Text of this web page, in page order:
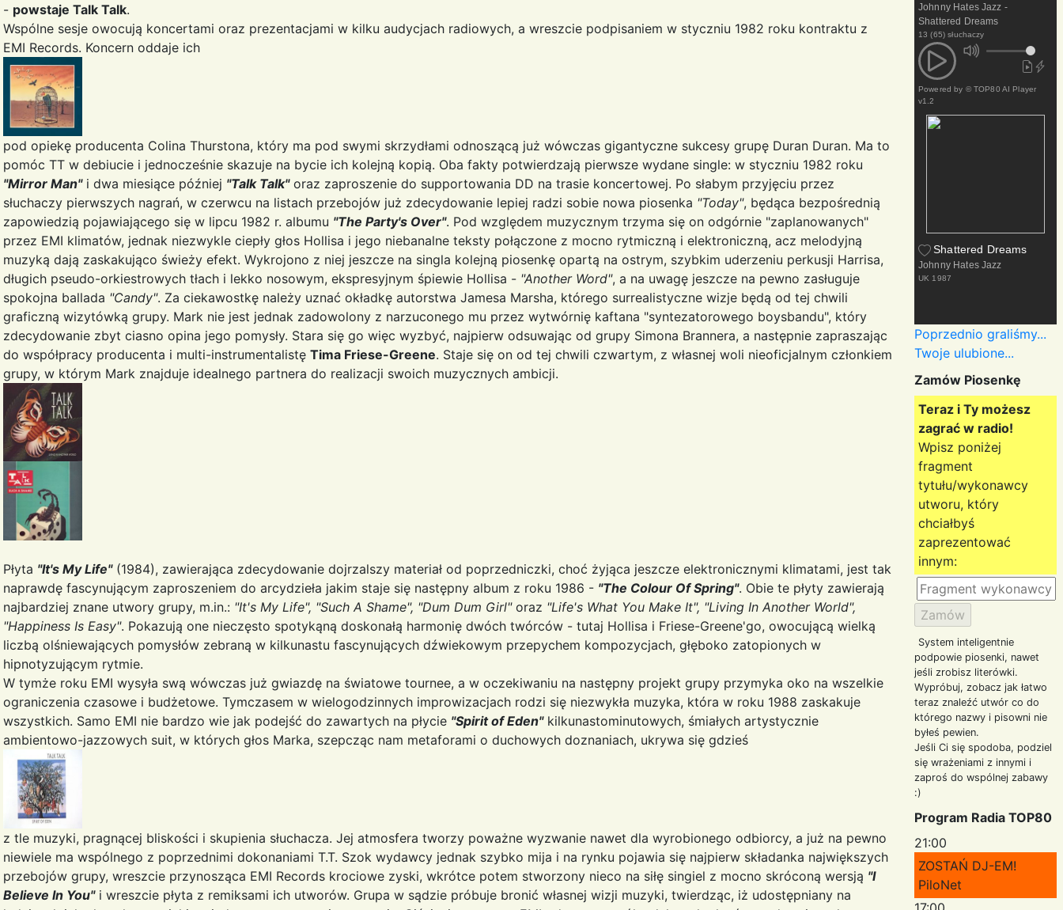
- powstaje Talk Talk.
Wspólne sesje owocują koncertami oraz prezentacjami w kilku audycjach radiowych, a wreszcie podpisaniem w styczniu 1982 roku kontraktu z
EMI Records. Koncern oddaje ich
pod opiekę producenta Colina Thurstona, który ma pod swymi skrzydłami odnoszącą już wówczas gigantyczne sukcesy grupę Duran Duran. Ma to
pomóc TT w debiucie i jednocześnie skazuje na bycie ich kolejną kopią. Oba fakty potwierdzają pierwsze wydane single: w styczniu 1982 roku
"Mirror Man"i dwa miesiące później "Talk Talk"oraz zaproszenie do supportowania DD na trasie koncertowej. Po słabym przyjęciu przez
słuchaczy pierwszych nagrań, w czerwcu na listach przebojów już zdecydowanie lepiej radzi sobie nowa piosenka "Today", będąca bezpośrednią
zapowiedzią pojawiającego się w lipcu 1982 r. albumu "The Party's Over". Pod względem muzycznym trzyma się on odgórnie "zaplanowanych"
przez EMI klimatów, jednak niezwykle ciepły głos Hollisa i jego niebanalne teksty połączone z mocno rytmiczną i elektroniczną, acz melodyjną
muzyką dają zaskakująco świeży efekt. Wykrojono z niej jeszcze na singla kolejną piosenkę opartą na ostrym, szybkim uderzeniu perkusji Harrisa,
długich pseudo-orkiestrowych tłach i lekko nosowym, ekspresyjnym śpiewie Hollisa - "Another Word", a na uwagę jeszcze na pewno zasługuje
spokojna ballada "Candy". Za ciekawostkę należy uznać okładkę autorstwa Jamesa Marsha, którego surrealistyczne wizje będą od tej chwili
graficzną wizytówką grupy. Mark nie jest jednak zadowolony z narzuconego mu przez wytwórnię kaftana "syntezatorowego boysbandu", który
zdecydowanie zbyt ciasno opina jego pomysły. Stara się go więc wyzbyć, najpierw odsuwając od grupy Simona Brannera, a następnie zapraszając
do współpracy producenta i multi-instrumentalistę Tima Friese-Greene. Staje się on od tej chwili czwartym, z własnej woli nieoficjalnym członkiem
grupy, w którym Mark znajduje idealnego partnera do realizacji swoich muzycznych ambicji.
Płyta "It's My Life"(1984), zawierająca zdecydowanie dojrzalszy materiał od poprzedniczki, choć żyjąca jeszcze elektronicznymi klimatami, jest tak
naprawdę fascynującym zaproszeniem do arcydzieła jakim staje się następny album z roku 1986 - "The Colour Of Spring". Obie te płyty zawierają
najbardziej znane utwory grupy, m.in.: "It's My Life", "Such A Shame", "Dum Dum Girl" oraz "Life's What You Make It", "Living In Another World",
"Happiness Is Easy". Pokazują one nieczęsto spotykąną doskonałą harmonię dwóch twórców - tutaj Hollisa i Friese-Greene'go, owocującą wielką
liczbą olśniewających pomysłów zebraną w kilkunastu fascynujących dźwiekowym przepychem kompozycjach, głęboko zatopionych w
hipnotyzującym rytmie.
W tymże roku EMI wysyła swą wówczas już gwiazdę na światowe tournee, a w oczekiwaniu na następny projekt grupy przymyka oko na wszelkie
ograniczenia czasowe i budżetowe. Tymczasem w wielogodzinnych improwizacjach rodzi się niezwykła muzyka, która w roku 1988 zaskakuje
wszystkich. Samo EMI nie bardzo wie jak podejść do zawartych na płycie "Spirit of Eden"kilkunastominutowych, śmiałych artystycznie
ambientowo-jazzowych suit, w których głos Marka, szepcząc nam metaforami o duchowych doznaniach, ukrywa się gdzieś
z tle muzyki, pragnącej bliskości i skupienia słuchacza. Jej atmosfera tworzy poważne wyzwanie nawet dla wyrobionego odbiorcy, a już na pewno
niewiele ma wspólnego z poprzednimi dokonaniami T.T. Szok wydawcy jednak szybko mija i na rynku pojawia się najpierw składanka największych
przebojów grupy, wreszcie przynosząca EMI Records krociowe zyski, wkrótce potem stworzony nieco na siłę singiel z mocno skróconą wersją "I
Believe In You"i wreszcie płyta z remiksami ich utworów. Grupa w sądzie próbuje bronić własnej wizji muzyki, twierdząc, iż udostępniany na
Johnny Hates Jazz -
Shattered Dreams
13 (65) słuchaczy
Powered by © TOP80 AI Player
v1.2
Shattered Dreams
Johnny Hates Jazz
UK 1987
Poprzednio graliśmy...
Twoje ulubione...
Zamów Piosenkę
Teraz i Ty możesz
zagrać w radio!
Wpisz poniżej
fragment
tytułu/wykonawcy
utworu, który
chciałbyś
zaprezentować
innym:
System inteligentnie
podpowie piosenki, nawet
jeśli zrobisz literówki.
Wypróbuj, zobacz jak łatwo
teraz znaleźć utwór co do
którego nazwy i pisowni nie
byłeś pewien.
Jeśli Ci się spodoba, podziel
się wrażeniami z innymi i
zaproś do wspólnej zabawy
:)
Program Radia TOP80
21:00
ZOSTAŃ DJ-EM!
PiloNet